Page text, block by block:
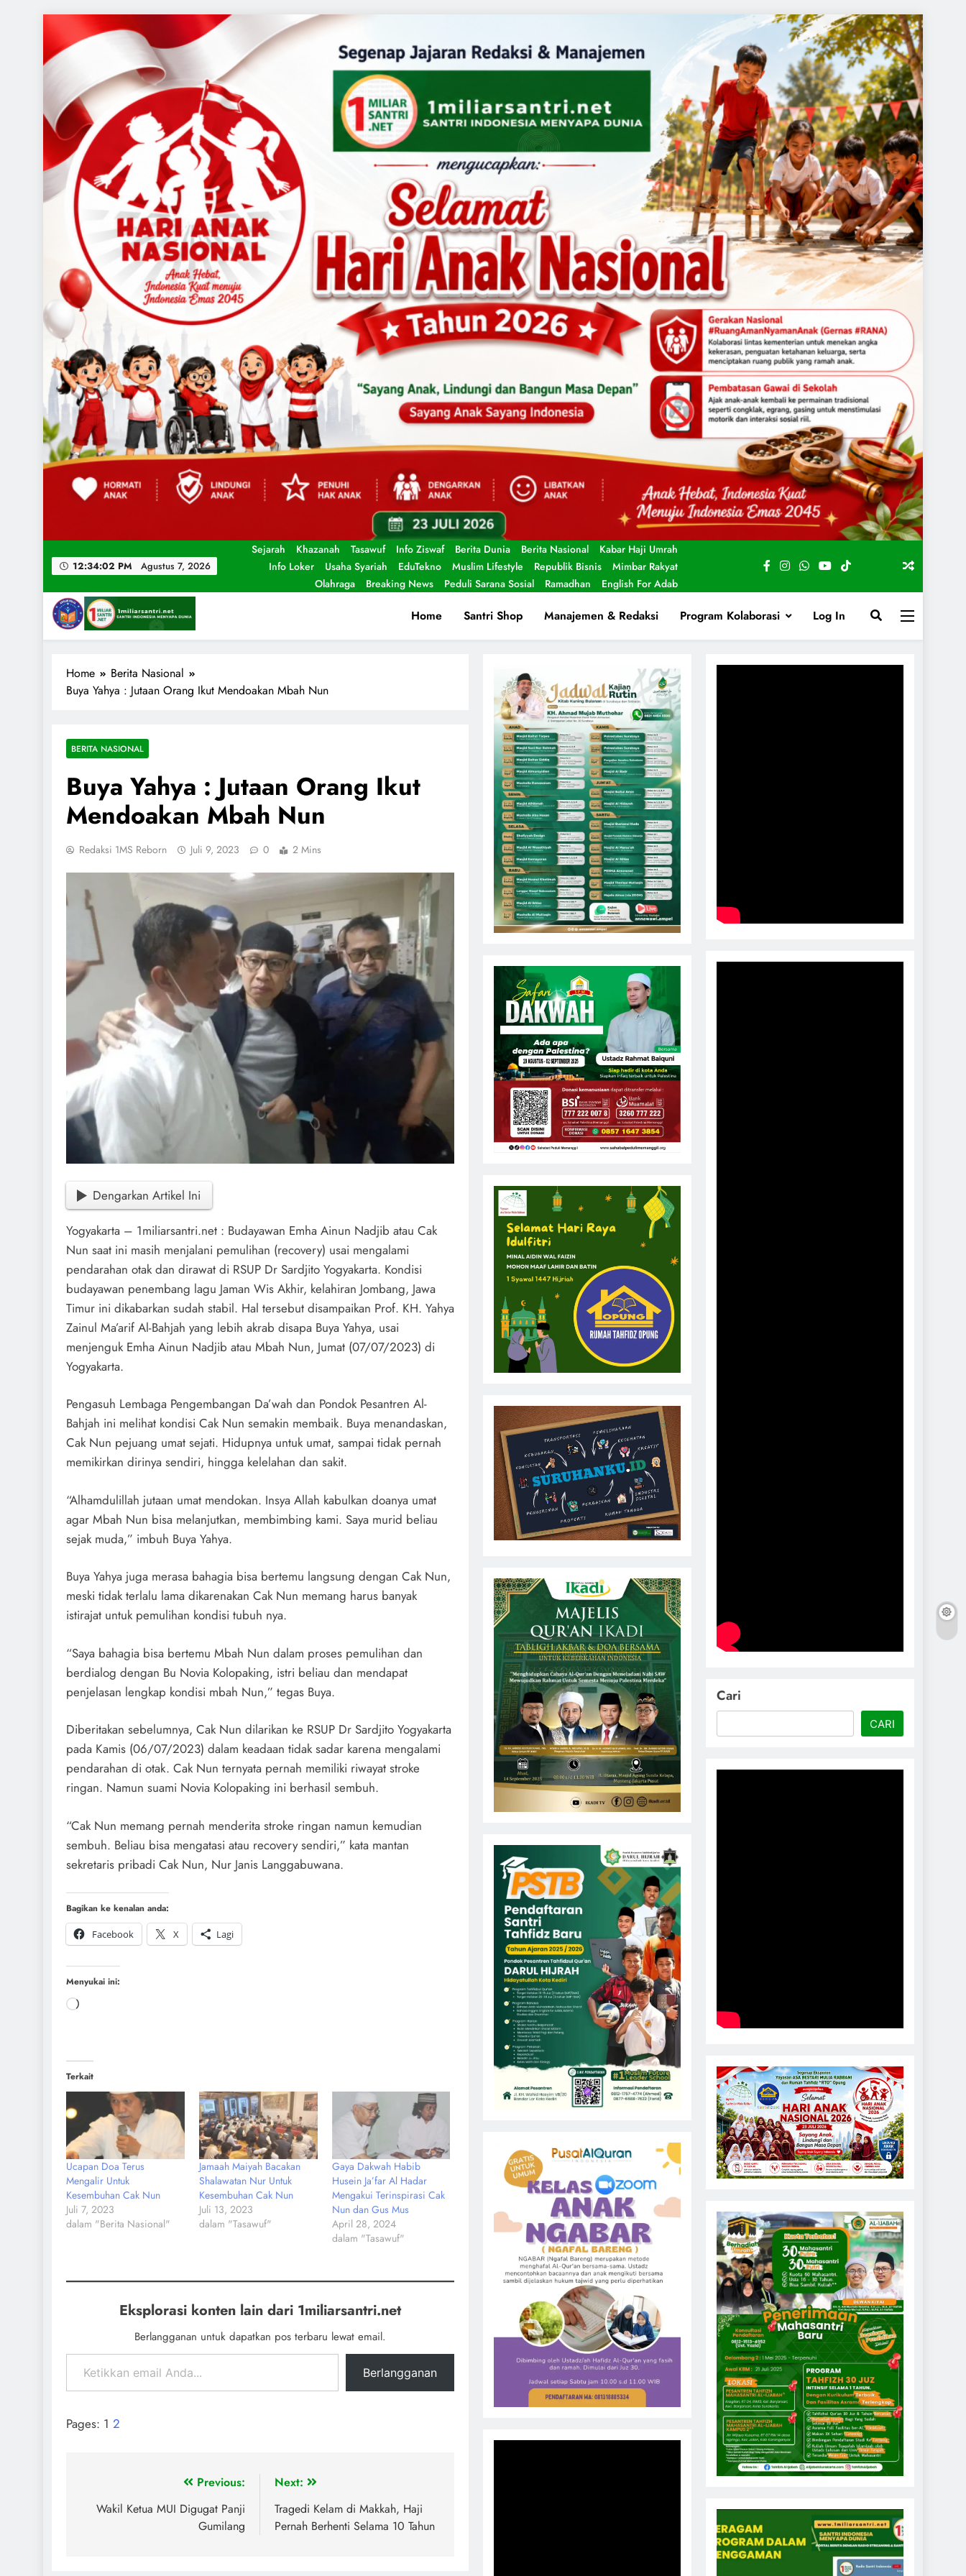
12:34:04 PM Agustus 7, 2026
Sejarah Khazanah Tasawuf Info Ziswaf Berita Dunia Berita Nasional
Kabar Haji Umrah
Info Loker
Usaha Syariah EduTekno Muslim Lifestyle Republik Bisnis
Mimbar Rakyat
Olahraga
Breaking News Peduli Sarana Sosial Ramadhan English For Adab
1miliarsantri.net
Home Santri Shop Manajemen & Redaksi Program Kolaborasi Log In
Home
Berita Nasional
Buya Yahya : Jutaan Orang Ikut Mendoakan Mbah Nun
BERITA NASIONAL
Buya Yahya : Jutaan Orang Ikut
Mendoakan Mbah Nun
Redaksi 1MS Reborn Juli 9, 2023 0 2 Mins
Dengarkan Artikel Ini
Yogyakarta – 1miliarsantri.net : Budayawan Emha Ainun Nadjib atau Cak
Nun saat ini masih menjalani pemulihan (recovery) usai mengalami
pendarahan otak dan dirawat di RSUP Dr Sardjito Yogyakarta. Kondisi
budayawan penembang lagu Jaman Wis Akhir, kelahiran Jombang, Jawa
Timur ini dikabarkan sudah stabil. Hal tersebut disampaikan Prof. KH. Yahya
Zainul Ma’arif Al-Bahjah yang lebih akrab disapa Buya Yahya, usai
menjenguk Emha Ainun Nadjib atau Mbah Nun, Jumat (07/07/2023) di
Yogyakarta.
Pengasuh Lembaga Pengembangan Da’wah dan Pondok Pesantren Al-
Bahjah ini melihat kondisi Cak Nun semakin membaik. Buya menandaskan,
Cak Nun pejuang umat sejati. Hidupnya untuk umat, sampai tidak pernah
memikirkan dirinya sendiri, hingga kelelahan dan sakit.
“Alhamdulillah jutaan umat mendokan. Insya Allah kabulkan doanya umat
agar Mbah Nun bisa melanjutkan, membimbing kami. Saya murid beliau
sejak muda,” imbuh Buya Yahya.
Buya Yahya juga merasa bahagia bisa bertemu langsung dengan Cak Nun,
meski tidak terlalu lama dikarenakan Cak Nun memang harus banyak
istirajat untuk pemulihan kondisi tubuh nya.
“Saya bahagia bisa bertemu Mbah Nun dalam proses pemulihan dan
berdialog dengan Bu Novia Kolopaking, istri beliau dan mendapat
penjelasan lengkap kondisi mbah Nun,” tegas Buya.
Diberitakan sebelumnya, Cak Nun dilarikan ke RSUP Dr Sardjito Yogyakarta
pada Kamis (06/07/2023) dalam keadaan tidak sadar karena mengalami
pendarahan di otak. Cak Nun ternyata pernah memiliki riwayat stroke
ringan. Namun suami Novia Kolopaking ini berhasil sembuh.
“Cak Nun memang pernah menderita stroke ringan namun kemudian
sembuh. Beliau bisa mengatasi atau recovery sendiri,” kata mantan
sekretaris pribadi Cak Nun, Nur Janis Langgabuwana.
Bagikan ke kenalan anda:
Facebook
X Lagi
Menyukai ini:
Terkait
Ucapan Doa Terus
Mengalir Untuk
Kesembuhan Cak Nun
Juli 7, 2023
dalam "Berita Nasional"
Jamaah Maiyah Bacakan
Shalawatan Nur Untuk
Kesembuhan Cak Nun
Juli 13, 2023
dalam "Tasawuf"
Gaya Dakwah Habib
Husein Ja’far Al Hadar
Mengakui Terinspirasi Cak
Nun dan Gus Mus
April 28, 2024
dalam "Tasawuf"
Eksplorasi konten lain dari 1miliarsantri.net
Berlangganan untuk dapatkan pos terbaru lewat email.
Berlangganan
Pages: 1 2
Previous:
Wakil Ketua MUI Digugat Panji
Gumilang
Next:
Tragedi Kelam di Makkah, Haji
Pernah Berhenti Selama 10 Tahun
Cari
CARI